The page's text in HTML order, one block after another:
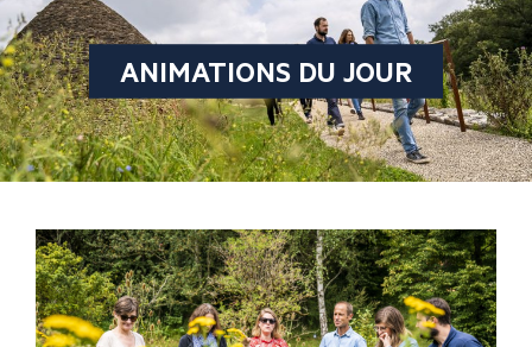
ANIMATIONS DU JOUR